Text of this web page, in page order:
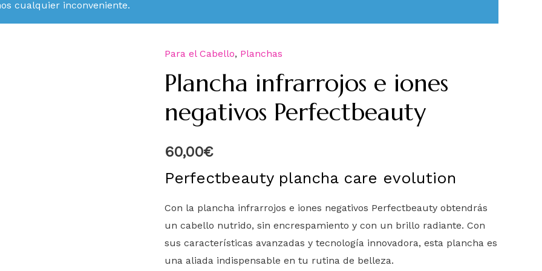
cualquier inconveniente.
Para el Cabello, Planchas
Plancha infrarrojos e iones
negativos Perfectbeauty
60,00€
Perfectbeauty plancha care evolution
Con la plancha infrarrojos e iones negativos Perfectbeauty obtendrás
un cabello nutrido, sin encrespamiento y con un brillo radiante. Con
sus características avanzadas y tecnología innovadora, esta plancha es
una aliada indispensable en tu rutina de belleza.